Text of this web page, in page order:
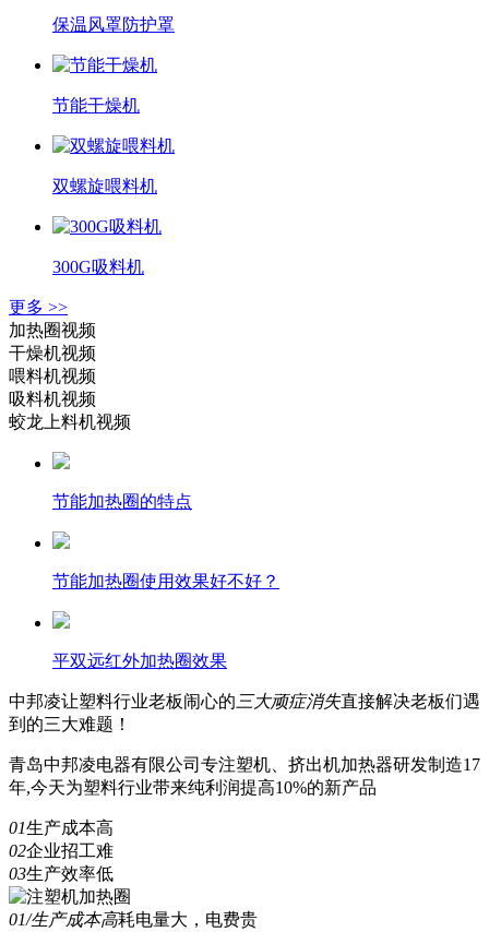
保温风罩防护罩
节能干燥机
双螺旋喂料机
300G吸料机
更多 >>
加热圈视频
干燥机视频
喂料机视频
吸料机视频
蛟龙上料机视频
节能加热圈的特点
节能加热圈使用效果好不好？
平双远红外加热圈效果
中邦凌让塑料行业老板闹心的 三大顽症消失直接解决老板们遇
到的三大难题！
青岛中邦凌电器有限公司专注塑机、挤出机加热器研发制造17
年,今天为塑料行业带来纯利润提高10%的新产品
01生产成本高
02企业招工难
03生产效率低
01/生产成本高耗电量大，电费贵